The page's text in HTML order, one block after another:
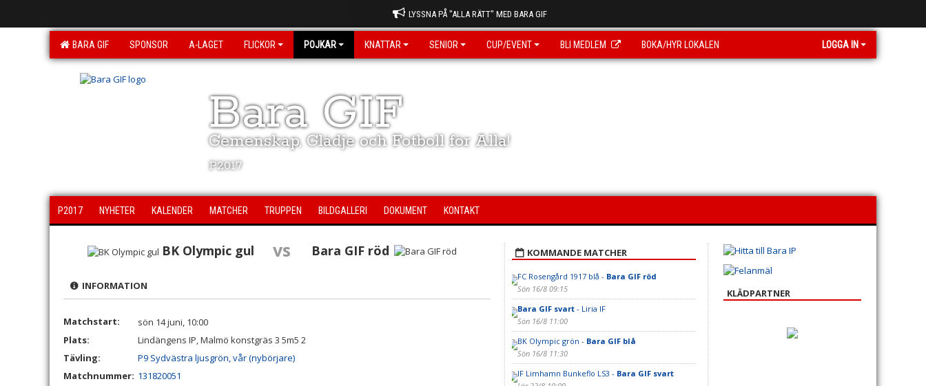
LYSSNA PÅ "ALLA RÄTT" MED BARA GIF
BARA GIF SPONSOR A-LAGET FLICKOR POJKAR KNATTAR SENIOR CUP/EVENT BLI MEDLEM BOKA/HYR LOKALEN LOGGA IN
Bara GIF
Gemenskap, Glädje och Fotboll för Alla!
P2017
P2017 NYHETER KALENDER MATCHER TRUPPEN BILDGALLERI DOKUMENT KONTAKT
BK Olympic gul vs Bara GIF röd
INFORMATION
Matchstart:
sön 14 juni, 10:00
Plats:
Lindängens IP, Malmö konstgräs 3 5m5 2
Tävling:
P9 Sydvästra ljusgrön, vår (nybörjare)
Matchnummer: 131820051
KOMMANDE MATCHER
FC Rosengård 1917 blå - Bara GIF röd
Sön 16/8 09:15
Bara GIF svart- Liria IF
Sön 16/8 11:00
BK Olympic grön - Bara GIF blå
Sön 16/8 11:30
IF Limhamn Bunkeflo LS3 - Bara GIF svart
KLÄDPARTNER